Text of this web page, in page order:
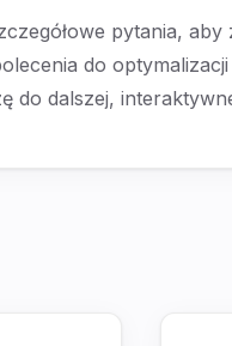
pytania,
do
dalszej,